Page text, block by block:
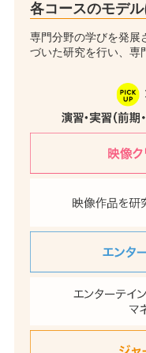
各コースのモデ
専門分野の学びを発展
づいた研究を行い、専